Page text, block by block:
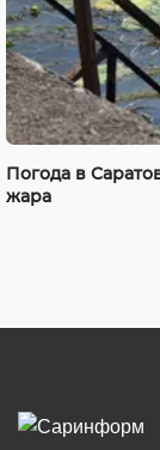
Погода в
жара